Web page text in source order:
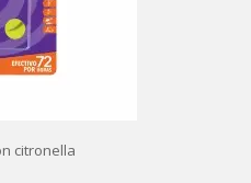
citronella